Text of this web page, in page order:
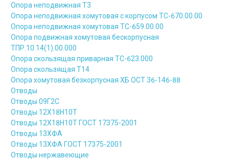
Опора неподвижная Т3
Опора неподвижная хомутовая с корпусом ТС-670.00.00
Опора неподвижная хомутовая ТС-659.00.00
Опора подвижная хомутовая бескорпусная
ТПР.10.14(1).00.000
Опора скользящая приварная ТС-623.000
Опора скользящая Т14
Опора хомутовая безкорпусная ХБ ОСТ 36-146-88
Отводы
Отводы 09Г2С
Отводы 12Х18Н10Т
Отводы 12Х18Н10Т ГОСТ 17375-2001
Отводы 13ХФА
Отводы 13ХФА ГОСТ 17375-2001
Отводы нержавеющие